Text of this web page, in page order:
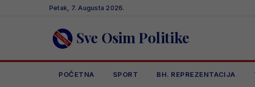
Petak, 7. Augusta 2026.
Sve Osim Politike
POČETNA SPORT BH. REPREZENTACIJA